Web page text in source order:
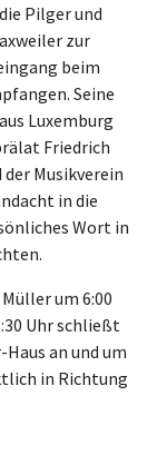
Pilger und
zur
beim
Seine
Luxemburg
Friedrich
Musikverein
in die
Wort in
um 6:00
Uhr schließt
an und um
in Richtung